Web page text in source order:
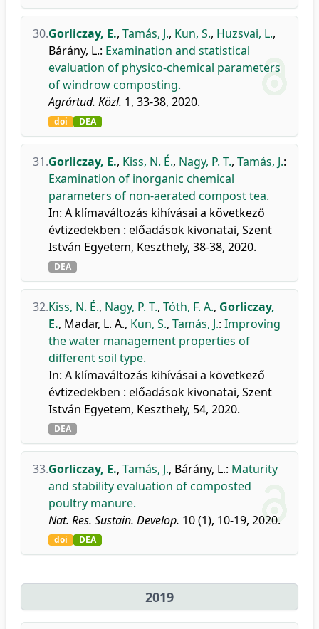
30.Gorliczay, E., Tamás, J., Kun, S., Huzsvai, L.,
Bárány, L.: Examination and statistical
evaluation of physico-chemical parameters
of windrow composting.
Agrártud. Közl. 1, 33-38, 2020.
doi DEA
31.Gorliczay, E., Kiss, N. É., Nagy, P. T., Tamás, J.:
Examination of inorganic chemical
parameters of non-aerated compost tea.
In: A klímaváltozás kihívásai a következő
évtizedekben : előadások kivonatai, Szent
István Egyetem, Keszthely, 38-38, 2020.
DEA
32.Kiss, N. É., Nagy, P. T., Tóth, F. A., Gorliczay,
E., Madar, L. A., Kun, S., Tamás, J.: Improving
the water management properties of
different soil type.
In: A klímaváltozás kihívásai a következő
évtizedekben : előadások kivonatai, Szent
István Egyetem, Keszthely, 54, 2020.
DEA
33.Gorliczay, E., Tamás, J., Bárány, L.: Maturity
and stability evaluation of composted
poultry manure.
Nat. Res. Sustain. Develop. 10 (1), 10-19, 2020.
doi DEA
2019